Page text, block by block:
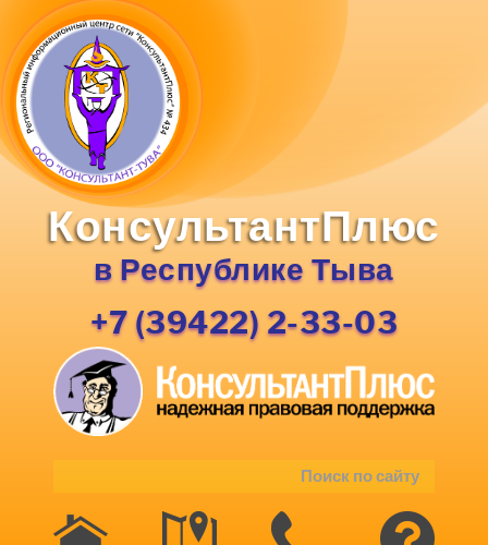
КонсультантПлюс
в Республике Тыва
+7 (39422) 2-33-03